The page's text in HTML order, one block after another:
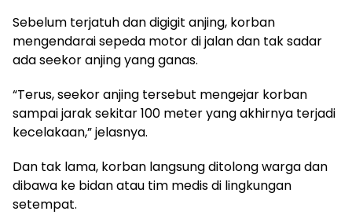
Sebelum terjatuh dan digigit anjing, korban
mengendarai sepeda motor di jalan dan tak sadar
ada seekor anjing yang ganas.
“Terus, seekor anjing tersebut mengejar korban
sampai jarak sekitar 100 meter yang akhirnya terjadi
kecelakaan,” jelasnya.
Dan tak lama, korban langsung ditolong warga dan
dibawa ke bidan atau tim medis di lingkungan
setempat.